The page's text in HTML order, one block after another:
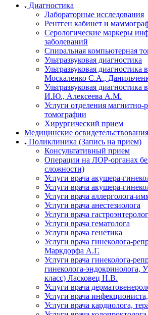
Диагностика
Лабораторные исследования
Рентген кабинет и
Серологические маркеры
заболеваний
Спиральная компьютерная
Ультразвуковая диагностика
Ультразвуковая
Москаленко С.А.,
Ультразвуковая диагностика
И.Ю., Алексеева А.М.
Услуги отделения магнитно-
томографии
Хирургический прием
Медицинские освидетельствования
Поликлиника (Запись на прием)
Консультативный прием
Операции на ЛОР-органах
сложности)
Услуги врача акушера-
Услуги врача акушера-
Услуги врача аллерголога-
Услуги врача анестезиолога
Услуги врача
Услуги врача гематолога
Услуги врача генетика
Услуги врача гинеколога-
Маркдорфа А.Г.
Услуги врача гинеколога-
гинеколога-эндокринолога,
класс) Ласковец Н.В.
Услуги врача
Услуги врача инфекциониста,
Услуги врача кардиолога,